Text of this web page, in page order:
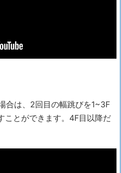
合は、2回目の幅跳びを1~3F
ことができます。4F目以降だ